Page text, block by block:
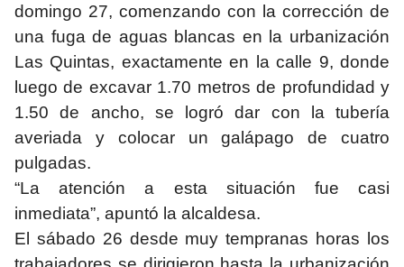
domingo 27, comenzando con la corrección de
una fuga de aguas blancas en la urbanización
Las Quintas, exactamente en la calle 9, donde
luego de excavar 1.70 metros de profundidad y
1.50 de ancho, se logró dar con la tubería
averiada y colocar un galápago de cuatro
pulgadas.
“La atención a esta situación fue casi
inmediata”, apuntó la alcaldesa.
El sábado 26 desde muy tempranas horas los